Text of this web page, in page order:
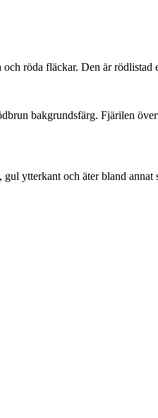
röda fläckar. Den är rödlistad
bakgrundsfärg. Fjärilen
ytterkant och äter bland